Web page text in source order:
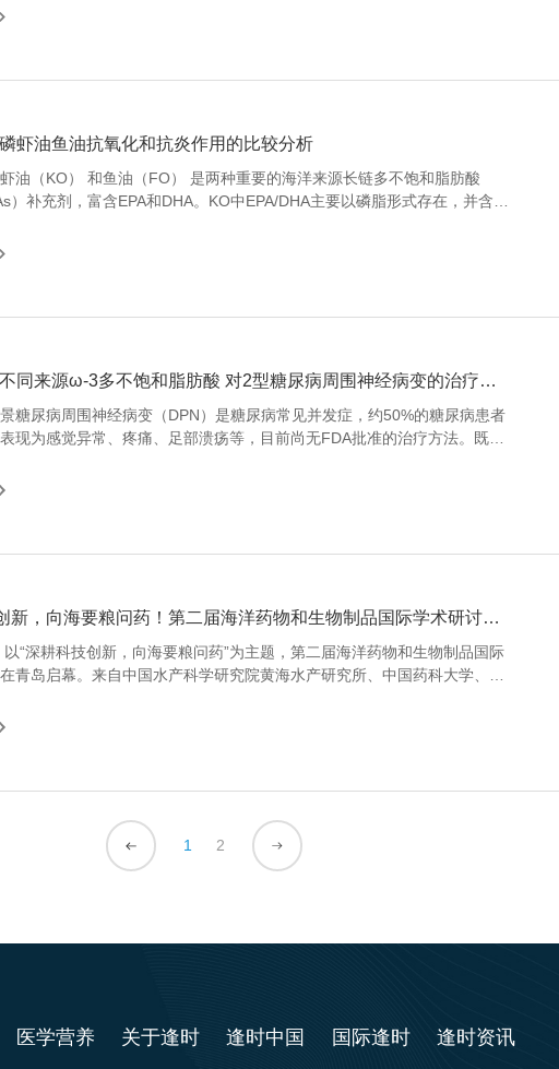
富含磷脂型Omega-3脂肪酸和虾青素，具有良好的抗氧化、抗炎和生物
虾油鱼油抗氧化和抗炎作用的比较分析
油（KO） 和鱼油（FO） 是两种重要的海洋来源长链多不饱和脂肪酸
）补充剂，富含EPA和DHA。KO中EPA/DHA主要以磷脂形式存在，并含有
治疗心血管疾病、肥胖、炎症性疾病等方面受到广泛关注。二、研究内容
文献精读-不同来源ω-3多不饱和脂肪酸 对2型糖尿病周围神经病变的治疗效果比较
糖尿病周围神经病变（DPN）是糖尿病常见并发症，约50%的糖尿病患者
现为感觉异常、疼痛、足部溃疡等，目前尚无FDA批准的治疗方法。既往
随着ω-3补充剂广泛应用，其来源可持续性、环境友好性与效果差异成为
深耕科技创新，向海要粮问药！第二届海洋药物和生物制品国际学术研讨会在青岛召开
“深耕科技创新，向海要粮问药”为主题，第二届海洋药物和生物制品国际
青岛启幕。来自中国水产科学研究院黄海水产研究所、中国药科大学、中
企业相关负责人齐聚一堂，围绕南极磷虾的药用价值开发与生物制品
1 2
医学营养 关于逢时 逢时中国 国际逢时 逢时资讯